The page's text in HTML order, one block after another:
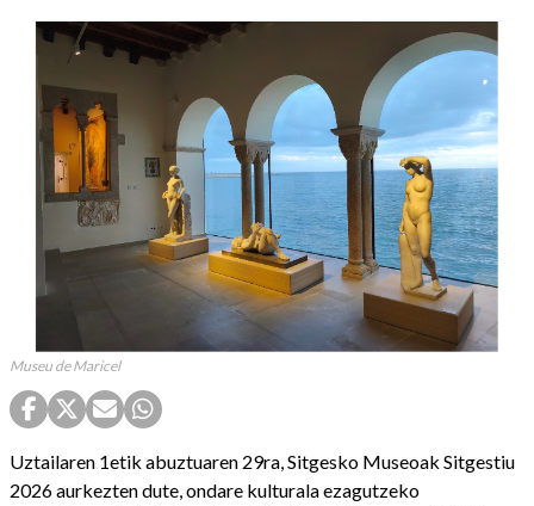
Museu de Maricel
Uztailaren 1etik abuztuaren 29ra, Sitgesko Museoak Sitgestiu
2026 aurkezten dute, ondare kulturala ezagutzeko